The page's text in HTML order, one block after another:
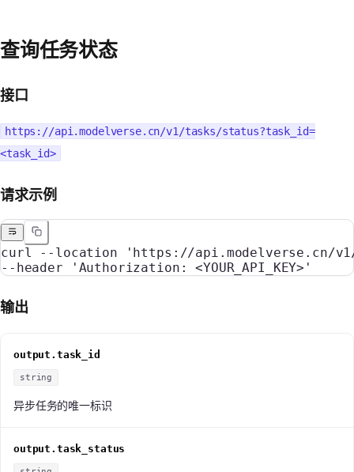
查询任务状态
接口
https://api.modelverse.cn/v1/tasks/status?task_id=
<task_id>
请求示例
curl --location 'https://api.modelverse.cn/
--header
'Authorization: <YOUR_API_KEY>'
输出
output.task_id
string
异步任务的唯一标识
output.task_status